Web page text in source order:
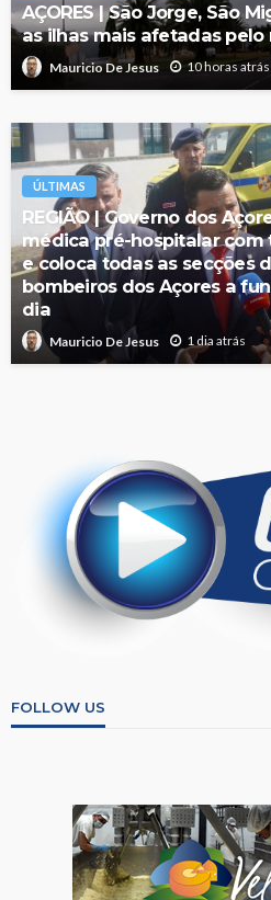
AÇORES | São Jorge, São
as ilhas mais afetadas
Mauricio De Jesus 10 horas atrás
ÚLTIMAS
REGIÃO | Governo dos
médica pré-hospitalar com
e coloca todas as secções
bombeiros dos Açores a
dia
Mauricio De Jesus 1 dia atrás
FOLLOW US